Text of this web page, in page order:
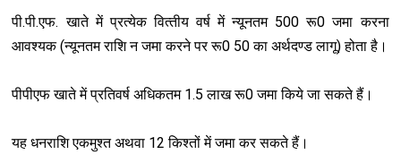
पी.पी.एफ. खाते में प्रत्‍येक वित्‍तीय वर्ष में न्‍यूनतम 500 रू0 जमा करना
आवश्‍यक (न्‍यूनतम राशि न जमा करने पर रू0 50 का अर्थदण्‍ड लागू) होता है।
पीपीएफ खाते में प्रतिवर्ष अधिकतम 1.5 लाख रू0 जमा किये जा सकते हैं।
यह धनराशि एकमुश्‍त अथवा 12 किश्‍तों में जमा कर सकते हैं।